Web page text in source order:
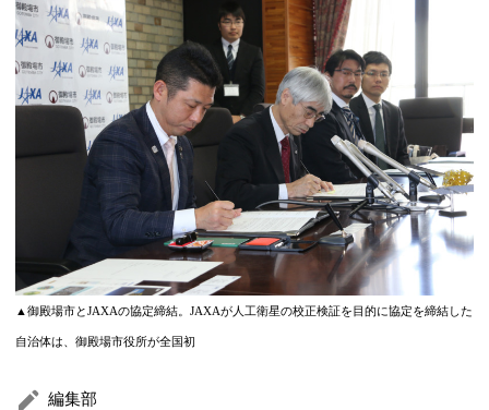
▲御殿場市とJAXAの協定締結。JAXAが人工衛星の校正検証を目的に協定を締結した
自治体は、御殿場市役所が全国初
編集部